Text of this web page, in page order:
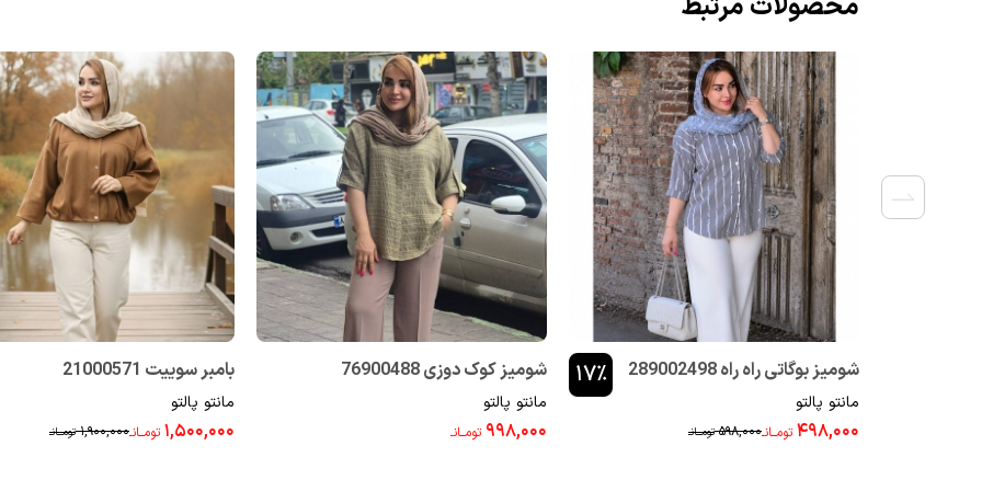
شومیز بوگاتی راه راه 289002498
مانتو پالتو
۵۹۸,۰۰۰ تومــانـ ۴۹۸,۰۰۰ تومــانـ
۱۷٪ شومیز کوک دوزی 76900488
مانتو پالتو
۹۹۸,۰۰۰ تومــانـ
بامبر سوییت 21000571
مانتو پالتو
۱,۹۰۰,۰۰۰ تومــانـ ۱,۵۰۰,۰۰۰ تومــانـ